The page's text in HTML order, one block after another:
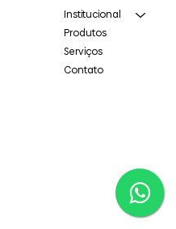
Institucional
Produtos
Serviços
Contato